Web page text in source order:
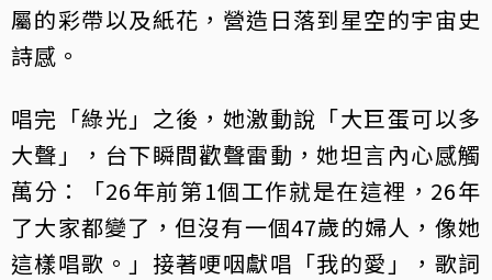
屬的彩帶以及紙花，營造日落到星空的宇宙史
詩感。
唱完「綠光」之後，她激動說「大巨蛋可以多
大聲」，台下瞬間歡聲雷動，她坦言內心感觸
萬分：「26年前第1個工作就是在這裡，26年
了大家都變了，但沒有一個47歲的婦人，像她
這樣唱歌。」接著哽咽獻唱「我的愛」，歌詞